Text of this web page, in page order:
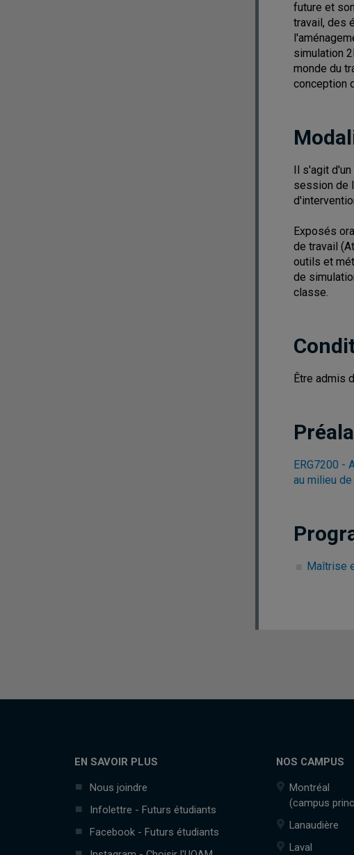
future et
travail, des
simulation
monde du
conception
Il s'agit
session de
Exposés
de travail
outils et
de
classe.
Être admis
ERG7200 -
au milieu
Maîtrise
EN SAVOIR PLUS
Nous joindre
Infolettre - Futurs étudiants
Facebook - Futurs étudiants
NOS CAMPUS
Montréal
(campus
Lanaudière
Laval